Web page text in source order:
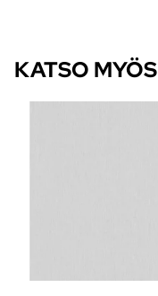
KATSO MYÖS